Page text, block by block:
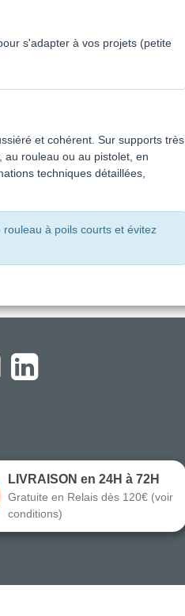
s'adapter à vos projets (petite
et cohérent. Sur supports très
au rouleau ou au pistolet, en
techniques détaillées,
à poils courts et évitez
LIVRAISON en 24H à 72H
Gratuite en Relais dès 120€ (voir
conditions)